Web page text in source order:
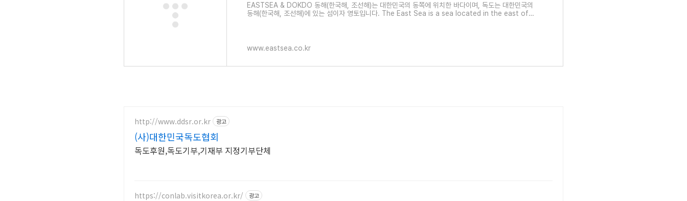
EASTSEA & DOKDO 동해(한국해, 조선해)는 대한민국의 동쪽에 위치한 바다이며, 독도는 대한민국의
동해(한국해, 조선해)에 있는 섬이자 영토입니다. The East Sea is a sea located in the east of
www.eastsea.co.kr
http://www.ddsr.or.kr 광고
(사)대한민국독도협회
독도후원,독도기부,기재부 지정기부단체
https://conlab.visitkorea.or.kr/ 광고